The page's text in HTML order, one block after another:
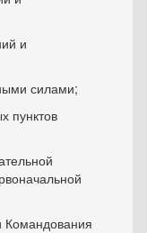
и
силами;
пунктов
Командования